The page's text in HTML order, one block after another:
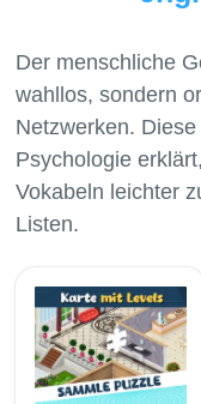
Der menschliche
wahllos, sondern
Netzwerken.
Psychologie
Vokabeln leichter